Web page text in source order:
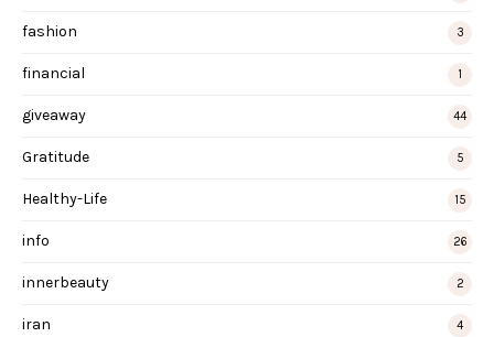
fashion 3
financial 1
giveaway 44
Gratitude 5
Healthy-Life 15
info 26
innerbeauty 2
iran 4